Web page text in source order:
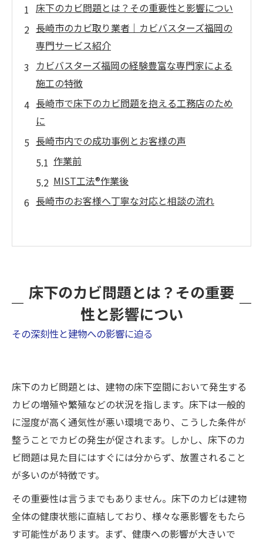
床下のカビ問題とは？その重要性と影響につい
長崎市のカビ取り業者｜カビバスターズ福岡の
専門サービス紹介
カビバスターズ福岡の経験豊富な専門家による
施工の特徴
長崎市で床下のカビ問題を抱える工務店のため
に
長崎市内での成功事例とお客様の声
作業前
MIST工法®作業後
長崎市のお客様へ丁寧な対応と相談の流れ
床下のカビ問題とは？その重要
性と影響につい
その深刻性と建物への影響に迫る
床下のカビ問題とは、建物の床下空間において発生する
カビの増殖や繁殖などの状況を指します。床下は一般的
に湿度が高く通気性が悪い環境であり、こうした条件が
整うことでカビの発生が促されます。しかし、床下のカ
ビ問題は見た目にはすぐには分からず、放置されること
が多いのが特徴です。
その重要性は言うまでもありません。床下のカビは建物
全体の健康状態に直結しており、様々な悪影響をもたら
す可能性があります。まず、健康への影響が大きいで